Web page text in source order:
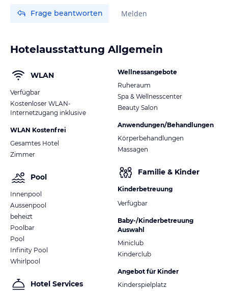
Frage beantworten Melden
Hotelausstattung Allgemein
WLAN
Verfügbar
Kostenloser WLAN-
Internetzugang inklusive
WLAN Kostenfrei
Gesamtes Hotel
Zimmer
Pool
Innenpool
Aussenpool
beheizt
Poolbar
Pool
Infinity Pool
Whirlpool
Hotel Services
Wellnessangebote
Ruheraum
Spa & Wellnesscenter
Beauty Salon
Anwendungen/Behandlungen
Körperbehandlungen
Massagen
Familie & Kinder
Kinderbetreuung
Verfügbar
Baby-/Kinderbetreuung
Auswahl
Miniclub
Kinderclub
Angebot für Kinder
Kinderspielplatz